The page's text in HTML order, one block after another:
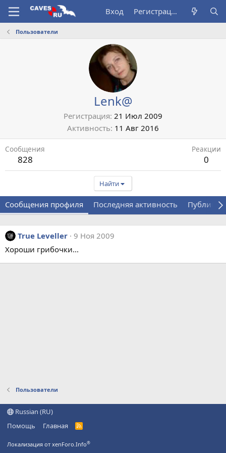
Вход Регистрация
Пользователи
Lenk@
Регистрация 21 Июл 2009
Активность 11 Авг 2016
Сообщения
828
Реакции
0
Найти
Сообщения профиля Последняя активность
True Leveller
9 Ноя 2009
Хороши грибочки...
Пользователи
Russian (RU)
Помощь
Главная
R
Локализация от xenForo.Info®